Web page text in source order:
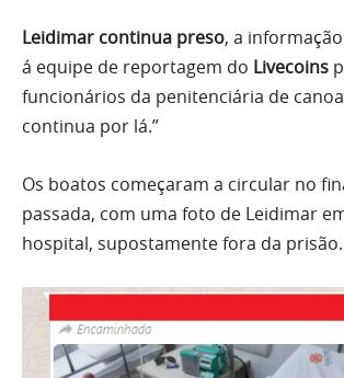
Leidimar continua preso, a
á equipe de reportagem do Livecoins
funcionários da penitenciária de
continua por lá.”
Os boatos começaram a circular no
passada, com uma foto de Leidimar
hospital, supostamente fora da prisão.